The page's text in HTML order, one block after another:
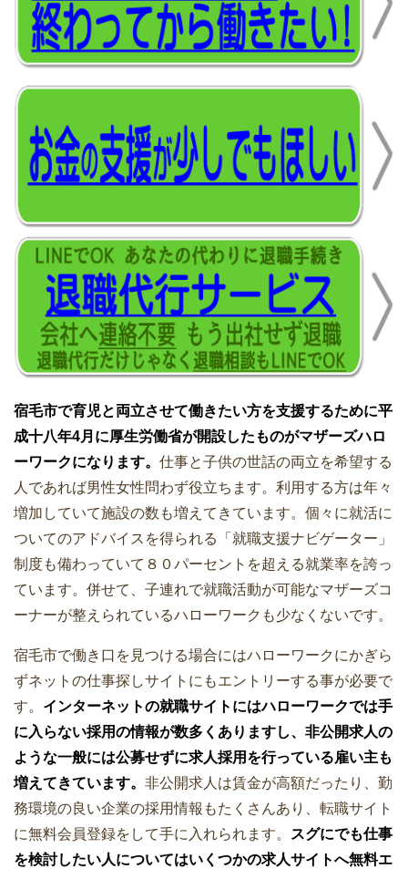
宿毛市で育児と両立させて働きたい方を支援するために平
成十八年4月に厚生労働省が開設したものがマザーズハロ
ーワークになります。 仕事と子供の世話の両立を希望する
人であれば男性女性問わず役立ちます。利用する方は年々
増加していて施設の数も増えてきています。個々に就活に
ついてのアドバイスを得られる「就職支援ナビゲーター」
制度も備わっていて８０パーセントを超える就業率を誇っ
ています。併せて、子連れで就職活動が可能なマザーズコ
ーナーが整えられているハローワークも少なくないです。
宿毛市で働き口を見つける場合にはハローワークにかぎら
ずネットの仕事探しサイトにもエントリーする事が必要で
す。 インターネットの就職サイトにはハローワークでは手
に入らない採用の情報が数多くありますし、非公開求人の
ような一般には公募せずに求人採用を行っている雇い主も
増えてきています。 非公開求人は賃金が高額だったり、勤
務環境の良い企業の採用情報もたくさんあり、転職サイト
に無料会員登録をして手に入れられます。
スグにでも仕事
を検討したい人についてはいくつかの求人サイトへ無料エ